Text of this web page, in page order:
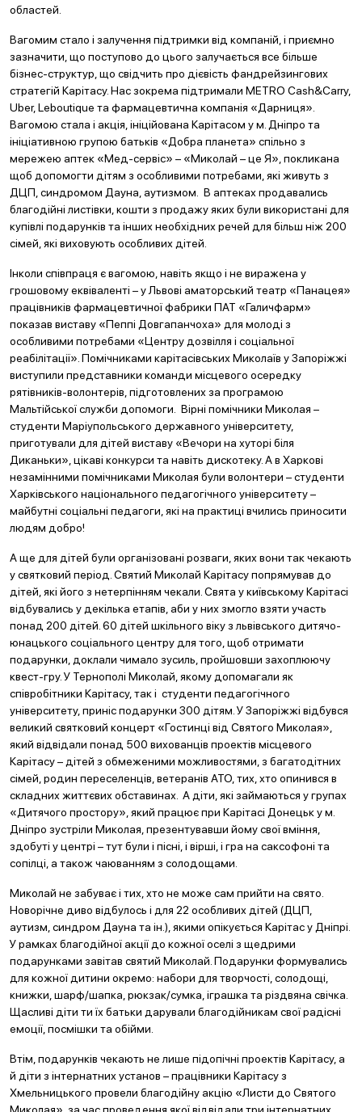
областей.
Вагомим стало і залучення підтримки від компаній, і приємно
зазначити, що поступово до цього залучається все більше
бізнес-структур, що свідчить про дієвість фандрейзингових
стратегій Карітасу. Нас зокрема підтримали METRO Cash&Carry,
Uber, Leboutique та фармацевтична компанія «Дарниця».
Вагомою стала і акція, ініційована Карітасом у м. Дніпро та
ініціативною групою батьків «Добра планета» спільно з
мережею аптек «Мед-сервіс» – «Миколай – це Я», покликана
щоб допомогти дітям з особливими потребами, які живуть з
ДЦП, синдромом Дауна, аутизмом. В аптеках продавались
благодійні листівки, кошти з продажу яких були використані для
купівлі подарунків та інших необхідних речей для більш ніж 200
сімей, які виховують особливих дітей.
Інколи співпраця є вагомою, навіть якщо і не виражена у
грошовому еквіваленті – у Львові аматорський театр «Панацея»
працівників фармацевтичної фабрики ПАТ «Галичфарм»
показав виставу «Пеппі Довгапанчоха» для молоді з
особливими потребами «Центру дозвілля і соціальної
реабілітації». Помічниками карітасівських Миколаїв у Запоріжжі
виступили представники команди місцевого осередку
рятівників-волонтерів, підготовлених за програмою
Мальтійської служби допомоги. Вірні помічники Миколая –
студенти Маріупольського державного університету,
приготували для дітей виставу «Вечори на хуторі біля
Диканьки», цікаві конкурси та навіть дискотеку. А в Харкові
незамінними помічниками Миколая були волонтери – студенти
Харківського національного педагогічного університету –
майбутні соціальні педагоги, які на практиці вчились приносити
людям добро!
А ще для дітей були організовані розваги, яких вони так чекають
у святковий період. Святий Миколай Карітасу попрямував до
дітей, які його з нетерпінням чекали. Свята у київському Карітасі
відбувались у декілька етапів, аби у них змогло взяти участь
понад 200 дітей. 60 дітей шкільного віку з львівського дитячо-
юнацького соціального центру для того, щоб отримати
подарунки, доклали чимало зусиль, пройшовши захоплюючу
квест-гру. У Тернополі Миколай, якому допомагали як
співробітники Карітасу, так і студенти педагогічного
університету, приніс подарунки 300 дітям. У Запоріжжі відбувся
великий святковий концерт «Гостинці від Святого Миколая»,
який відвідали понад 500 вихованців проектів місцевого
Карітасу – дітей з обмеженими можливостями, з багатодітних
сімей, родин переселенців, ветеранів АТО, тих, хто опинився в
складних життєвих обставинах. А діти, які займаються у групах
«Дитячого простору», який працює при Карітасі Донецьк у м.
Дніпро зустріли Миколая, презентувавши йому свої вміння,
здобуті у центрі – тут були і пісні, і вірші, і гра на саксофоні та
сопілці, а також чаюванням з солодощами.
Миколай не забуває і тих, хто не може сам прийти на свято.
Новорічне диво відбулось і для 22 особливих дітей (ДЦП,
аутизм, синдром Дауна та ін.), якими опікується Карітас у Дніпрі.
У рамках благодійної акції до кожної оселі з щедрими
подарунками завітав святий Миколай. Подарунки формувались
для кожної дитини окремо: набори для творчості, солодощі,
книжки, шарф/шапка, рюкзак/сумка, іграшка та різдвяна свічка.
Щасливі діти ти їх батьки дарували благодійникам свої радісні
емоції, посмішки та обійми.
Втім, подарунків чекають не лише підопічні проектів Карітасу, а
й діти з інтернатних установ – працівники Карітасу з
Хмельницького провели благодійну акцію «Листи до Святого